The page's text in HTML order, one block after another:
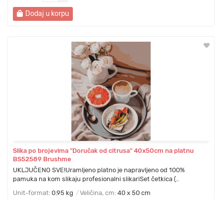
Dodaj u korpu
Slika po brojevima "Doručak od citrusa" 40x50cm na platnu
BS52589 Brushme
UKLJUČENO SVE!Uramljeno platno je napravljeno od 100%
pamuka na kom slikaju profesionalni slikariSet četkica (..
Unit-format: 0.95 kg Veličina, cm: 40 x 50 cm